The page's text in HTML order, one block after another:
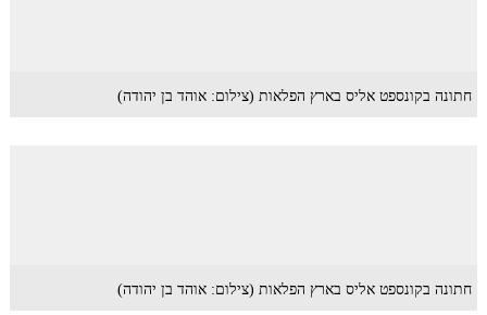
חתונה בקונספט אליס בארץ הפלאות (צילום: אוהד בן יהודה)
חתונה בקונספט אליס בארץ הפלאות (צילום: אוהד בן יהודה)